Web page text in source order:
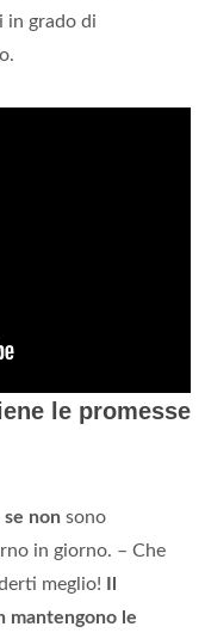
in grado di
le promesse
se non sono
in giorno. – Che
meglio!
mantengono le